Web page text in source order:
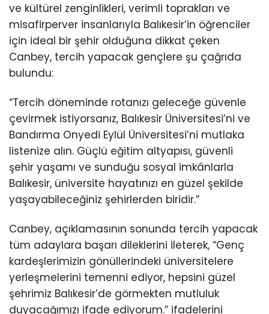
ve kültürel zenginlikleri, verimli toprakları ve
misafirperver insanlarıyla Balıkesir’in öğrenciler
için ideal bir şehir olduğuna dikkat çeken
Canbey, tercih yapacak gençlere şu çağrıda
bulundu:
“Tercih döneminde rotanızı geleceğe güvenle
çevirmek istiyorsanız, Balıkesir Üniversitesi’ni ve
Bandırma Onyedi Eylül Üniversitesi’ni mutlaka
listenize alın. Güçlü eğitim altyapısı, güvenli
şehir yaşamı ve sunduğu sosyal imkânlarla
Balıkesir, üniversite hayatınızı en güzel şekilde
yaşayabileceğiniz şehirlerden biridir.”
Canbey, açıklamasının sonunda tercih yapacak
tüm adaylara başarı dileklerini ileterek, “Genç
kardeşlerimizin gönüllerindeki üniversitelere
yerleşmelerini temenni ediyor, hepsini güzel
şehrimiz Balıkesir’de görmekten mutluluk
duyacağımızı ifade ediyorum.” ifadelerini